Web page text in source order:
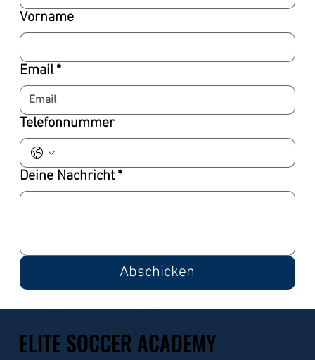
Vorname
Email *
Telefonnummer
Deine Nachricht *
Abschicken
ELITE SOCCER ACADEMY